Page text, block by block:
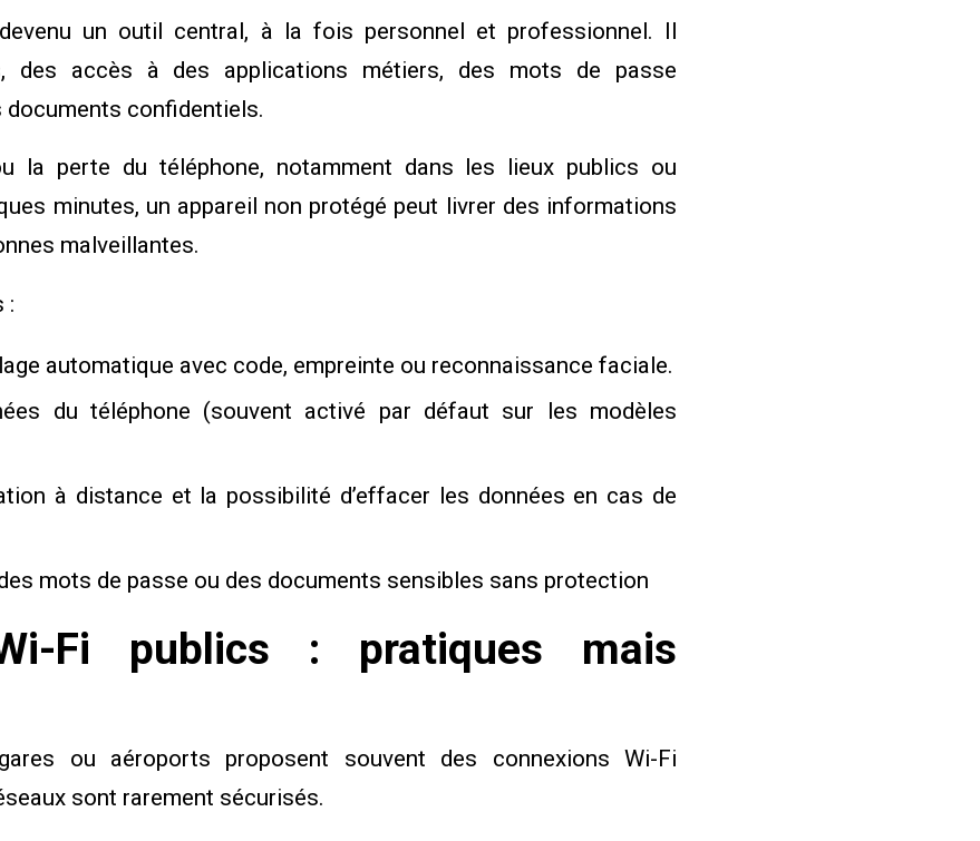
un outil central, à la fois personnel et professionnel. Il
des accès à des applications métiers, des mots de passe
documents confidentiels.
la perte du téléphone, notamment dans les lieux publics ou
minutes, un appareil non protégé peut livrer des informations
malveillantes.
:
automatique avec code, empreinte ou reconnaissance faciale.
du téléphone (souvent activé par défaut sur les modèles
à distance et la possibilité d’effacer les données en cas de
mots de passe ou des documents sensibles sans protection
Fi publics : pratiques mais
ou aéroports proposent souvent des connexions Wi-Fi
sont rarement sécurisés.